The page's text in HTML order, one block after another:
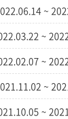
~
~
~
~
~